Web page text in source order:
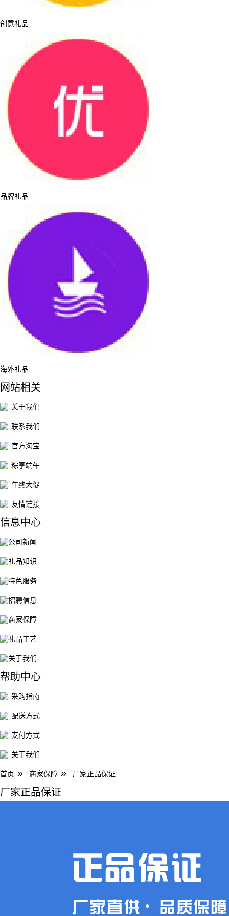
创意礼品
品牌礼品
海外礼品
网站相关
关于我们
联系我们
官方淘宝
粽享端午
年终大促
友情链接
信息中心
公司新闻
礼品知识
特色服务
招聘信息
商家保障
礼品工艺
关于我们
帮助中心
采购指南
配送方式
支付方式
关于我们
首页 » 商家保障 » 厂家正品保证
厂家正品保证